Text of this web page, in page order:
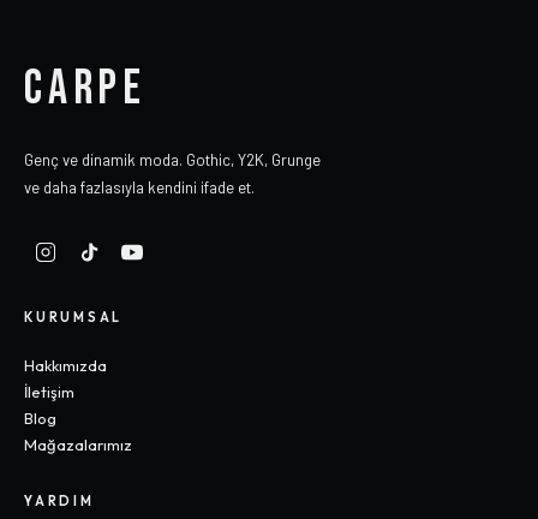
CARPE
Genç ve dinamik moda. Gothic, Y2K, Grunge
ve daha fazlasıyla kendini ifade et.
KURUMSAL
Hakkımızda
İletişim
Blog
Mağazalarımız
YARDIM